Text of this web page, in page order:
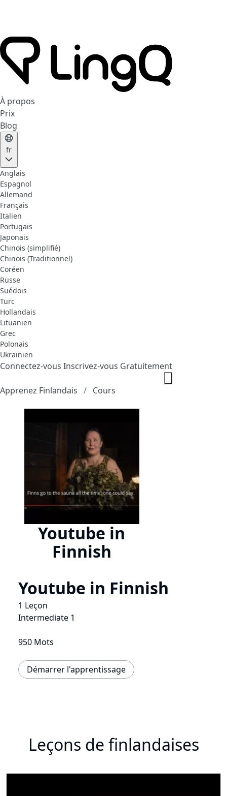
À propos
Prix
Blog
fr
Anglais
Espagnol
Allemand
Français
Italien
Portugais
Japonais
Chinois (simplifié)
Chinois (Traditionnel)
Coréen
Russe
Suédois
Turc
Hollandais
Lituanien
Grec
Polonais
Ukrainien
Connectez-vous Inscrivez-vous Gratuitement
Apprenez Finlandais Cours
Youtube in
Finnish
Youtube in Finnish
1 Leçon
Intermediate 1
950 Mots
Démarrer l'apprentissage
Leçons de finlandaises